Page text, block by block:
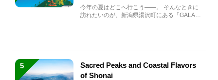
生まれ変わる
今年の夏はどこへ行こう――。 そんなときに
訪れたいのが、新潟県湯沢町にある「GALA湯
5
Sacred Peaks and Coastal Flavors
of Shonai